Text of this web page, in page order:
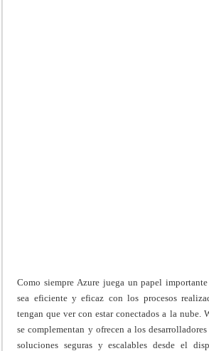
Como siempre Azure juega un papel
sea eficiente y eficaz con los procesos
tengan que ver con estar conectados a la nube.
se complementan y ofrecen a los
soluciones seguras y escalables desde el